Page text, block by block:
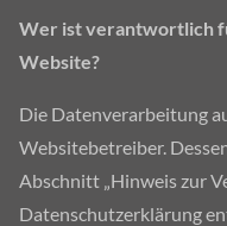
Wer ist verantwortlich
Website?
Die Datenverarbeitung
Websitebetreiber.
Abschnitt „Hinweis zur
Datenschutzerklärung